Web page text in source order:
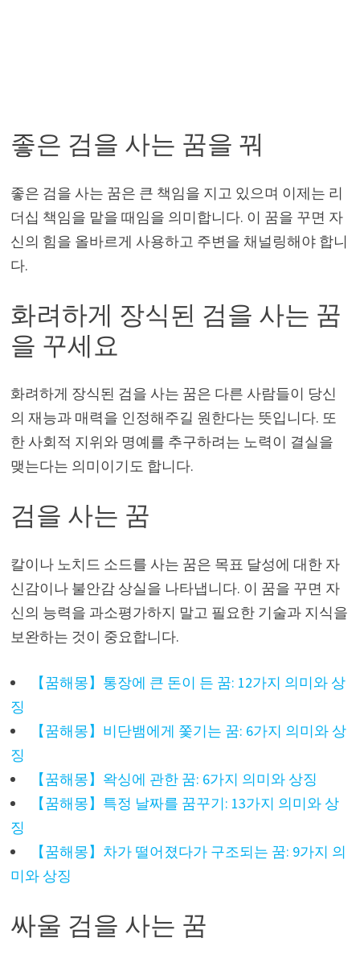
좋은 검을 사는 꿈을 꿔
좋은 검을 사는 꿈은 큰 책임을 지고 있으며 이제는 리
더십 책임을 맡을 때임을 의미합니다. 이 꿈을 꾸면 자
신의 힘을 올바르게 사용하고 주변을 채널링해야 합니
다.
화려하게 장식된 검을 사는 꿈
을 꾸세요
화려하게 장식된 검을 사는 꿈은 다른 사람들이 당신
의 재능과 매력을 인정해주길 원한다는 뜻입니다. 또
한 사회적 지위와 명예를 추구하려는 노력이 결실을
맺는다는 의미이기도 합니다.
검을 사는 꿈
칼이나 노치드 소드를 사는 꿈은 목표 달성에 대한 자
신감이나 불안감 상실을 나타냅니다. 이 꿈을 꾸면 자
신의 능력을 과소평가하지 말고 필요한 기술과 지식을
보완하는 것이 중요합니다.
【꿈해몽】통장에 큰 돈이 든 꿈: 12가지 의미와 상
징
【꿈해몽】비단뱀에게 쫓기는 꿈: 6가지 의미와 상
징
【꿈해몽】왁싱에 관한 꿈: 6가지 의미와 상징
【꿈해몽】특정 날짜를 꿈꾸기: 13가지 의미와 상
징
【꿈해몽】차가 떨어졌다가 구조되는 꿈: 9가지 의
미와 상징
싸울 검을 사는 꿈